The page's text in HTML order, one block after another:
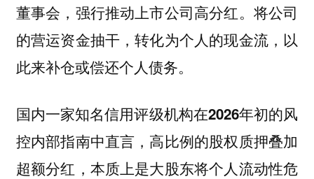
董事会，强行推动上市公司高分红。将公司
的营运资金抽干，转化为个人的现金流，以
此来补仓或偿还个人债务。
国内一家知名信用评级机构在2026年初的风
控内部指南中直言，高比例的股权质押叠加
超额分红，本质上是大股东将个人流动性危